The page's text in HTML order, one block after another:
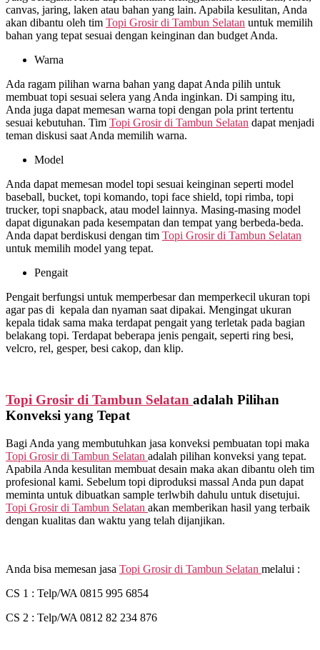
canvas, jaring, laken atau bahan yang lain. Apabila kesulitan, Anda
akan dibantu oleh tim Topi Grosir di Tambun Selatan untuk memilih
bahan yang tepat sesuai dengan keinginan dan budget Anda.
Warna
Ada ragam pilihan warna bahan yang dapat Anda pilih untuk
membuat topi sesuai selera yang Anda inginkan. Di samping itu,
Anda juga dapat memesan warna topi dengan pola print tertentu
sesuai kebutuhan. Tim Topi Grosir di Tambun Selatan dapat menjadi
teman diskusi saat Anda memilih warna.
Model
Anda dapat memesan model topi sesuai keinginan seperti model
baseball, bucket, topi komando, topi face shield, topi rimba, topi
trucker, topi snapback, atau model lainnya. Masing-masing model
dapat digunakan pada kesempatan dan tempat yang berbeda-beda.
Anda dapat berdiskusi dengan tim Topi Grosir di Tambun Selatan
untuk memilih model yang tepat.
Pengait
Pengait berfungsi untuk memperbesar dan memperkecil ukuran topi
agar pas di kepala dan nyaman saat dipakai. Mengingat ukuran
kepala tidak sama maka terdapat pengait yang terletak pada bagian
belakang topi. Terdapat beberapa jenis pengait, seperti ring besi,
velcro, rel, gesper, besi cakop, dan klip.
Topi Grosir di Tambun Selatan adalah Pilihan
Konveksi yang Tepat
Bagi Anda yang membutuhkan jasa konveksi pembuatan topi maka
Topi Grosir di Tambun Selatan adalah pilihan konveksi yang tepat.
Apabila Anda kesulitan membuat desain maka akan dibantu oleh tim
profesional kami. Sebelum topi diproduksi massal Anda pun dapat
meminta untuk dibuatkan sample terlwbih dahulu untuk disetujui.
Topi Grosir di Tambun Selatan akan memberikan hasil yang terbaik
dengan kualitas dan waktu yang telah dijanjikan.
Anda bisa memesan jasa Topi Grosir di Tambun Selatan melalui :
CS 1 : Telp/WA 0815 995 6854
CS 2 : Telp/WA 0812 82 234 876